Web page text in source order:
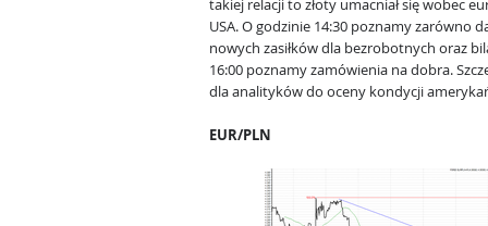
takiej relacji to złoty umacniał się wobec
USA. O godzinie 14:30 poznamy zarówno
nowych zasiłków dla bezrobotnych oraz
16:00 poznamy zamówienia na dobra.
dla analityków do oceny kondycji
EUR/PLN